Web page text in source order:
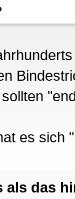
es sich
als das